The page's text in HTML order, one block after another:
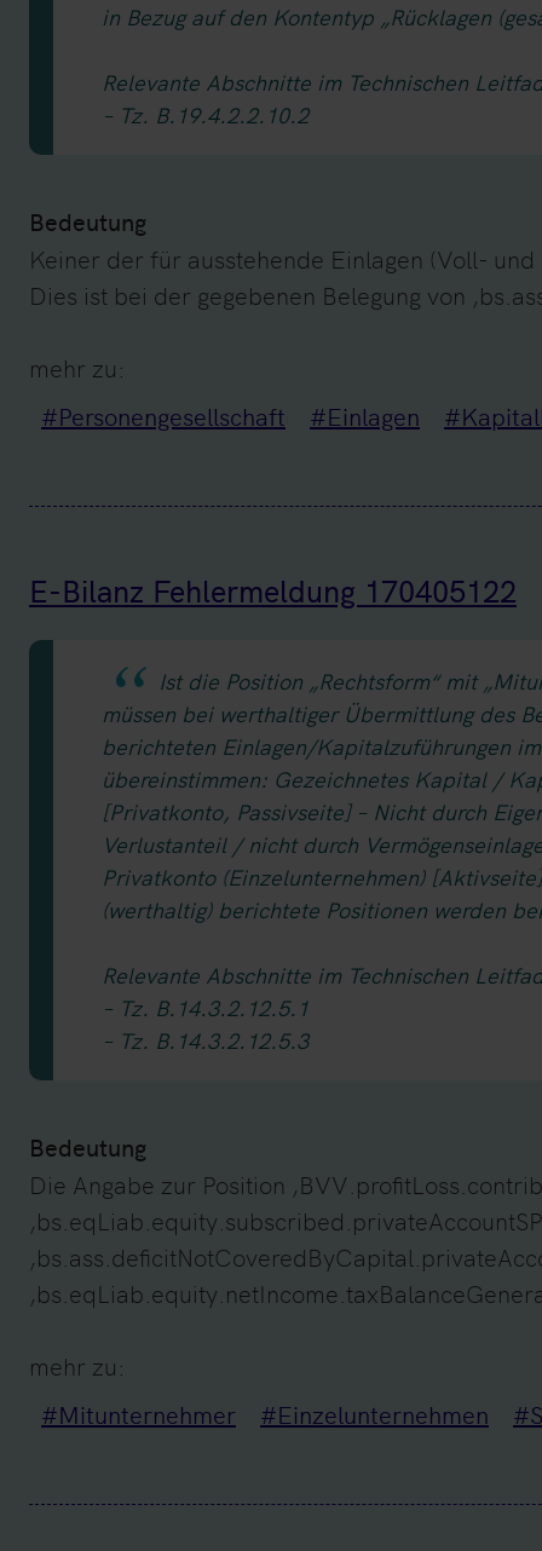
in Bezug auf den Kontentyp „Rücklagen
Relevante Abschnitte im Technischen
– Tz. B.19.4.2.2.10.2
Bedeutung
Keiner der für ausstehende Einlagen (Voll-
Dies ist bei der gegebenen Belegung von
mehr zu:
#Personengesellschaft
#Einlagen
E-Bilanz Fehlermeldung 170405122
Ist die Position „Rechtsform“ mit
müssen bei werthaltiger Übermittlung des
berichteten Einlagen/Kapitalzuführungen
übereinstimmen: Gezeichnetes Kapital /
[Privatkonto, Passivseite] – Nicht durch
Verlustanteil / nicht durch
Privatkonto (Einzelunternehmen)
(werthaltig) berichtete Positionen werden
Relevante Abschnitte im Technischen
– Tz. B.14.3.2.12.5.1
– Tz. B.14.3.2.12.5.3
Bedeutung
Die Angabe zur Position
mehr zu:
#Mitunternehmer
#Einzelunternehmen